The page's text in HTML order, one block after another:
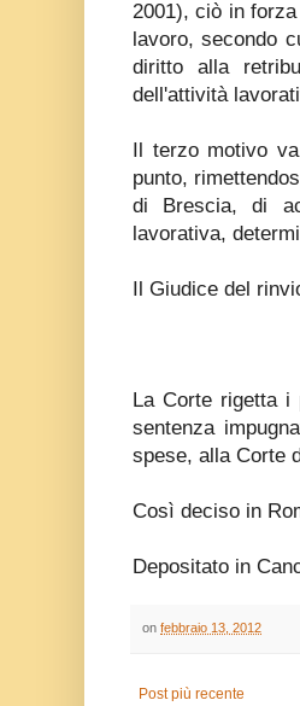
2001), ciò in
lavoro, secondo
diritto alla
dell'attività
Il terzo motivo
punto,
di Brescia, di
lavorativa,
Il Giudice del
La Corte rigetta
sentenza
spese, alla Corte
Così deciso in
Depositato in
on febbraio 13, 2012
Post più recente